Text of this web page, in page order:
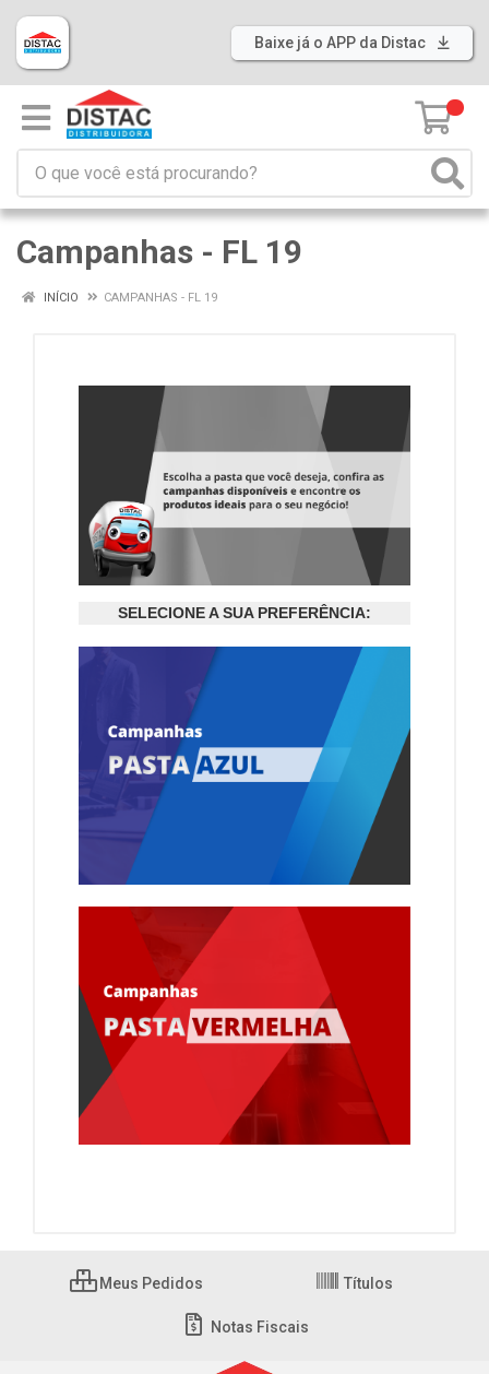
Baixe já o APP da Distac
Campanhas - FL 19
INÍCIO CAMPANHAS - FL 19
SELECIONE A SUA PREFERÊNCIA:
Meus Pedidos Títulos
Notas Fiscais